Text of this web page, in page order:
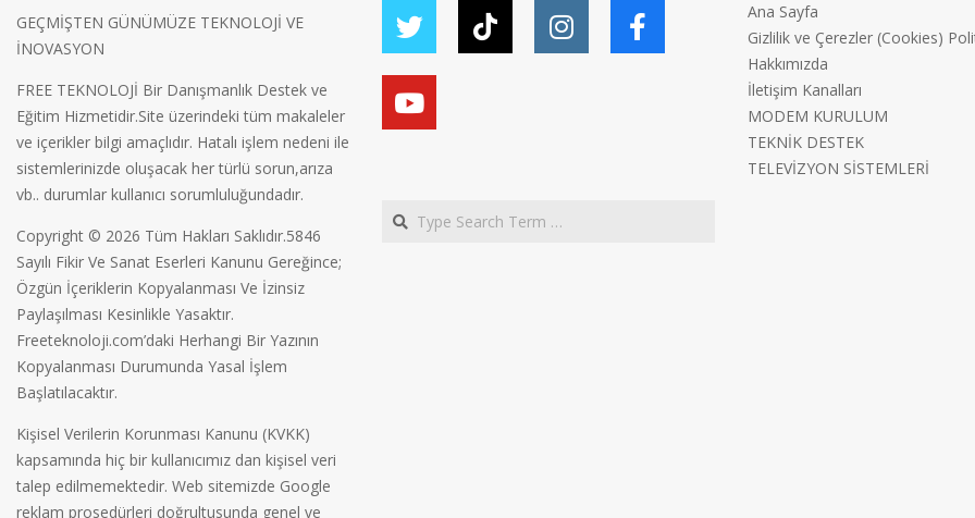
GEÇMİŞTEN GÜNÜMÜZE TEKNOLOJİ VE
İNOVASYON
FREE TEKNOLOJİ Bir Danışmanlık Destek ve
Eğitim Hizmetidir.Site üzerindeki tüm makaleler
ve içerikler bilgi amaçlıdır. Hatalı işlem nedeni ile
sistemlerinizde oluşacak her türlü sorun,arıza
vb.. durumlar kullanıcı sorumluluğundadır.
Copyright © 2026 Tüm Hakları Saklıdır.5846
Sayılı Fikir Ve Sanat Eserleri Kanunu Gereğince;
Özgün İçeriklerin Kopyalanması Ve İzinsiz
Paylaşılması Kesinlikle Yasaktır.
Freeteknoloji.com’daki Herhangi Bir Yazının
Kopyalanması Durumunda Yasal İşlem
Başlatılacaktır.
Kişisel Verilerin Korunması Kanunu (KVKK)
kapsamında hiç bir kullanıcımız dan kişisel veri
talep edilmemektedir. Web sitemizde Google
reklam prosedürleri doğrultusunda genel ve
Search
Ana Sayfa
Gizlilik ve Çerezler (Cookies)
Hakkımızda
İletişim Kanalları
MODEM KURULUM
TEKNİK DESTEK
TELEVİZYON SİSTEMLERİ